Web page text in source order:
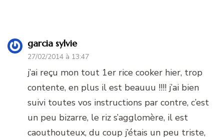
garcia sylvie
27/02/2014 à 13:47
j’ai reçu mon tout 1er rice cooker hier, trop
contente, en plus il est beauuu !!!! j’ai bien
suivi toutes vos instructions par contre, c’est
un peu bizarre, le riz s’agglomère, il est
caouthouteux, du coup j’étais un peu triste,